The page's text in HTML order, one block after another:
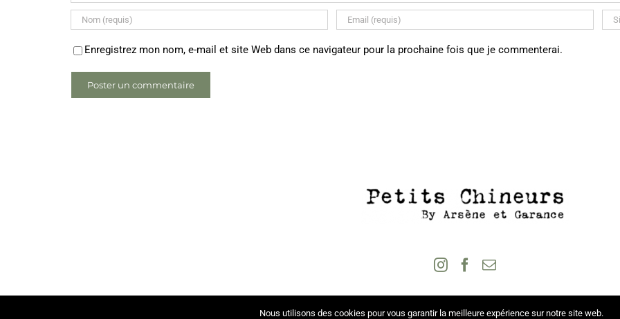
Enregistrez mon nom, e-mail et site Web dans ce navigateur pour la prochaine fois que je commenterai.
Nous utilisons des cookies pour vous garantir la meilleure expérience sur notre site web.